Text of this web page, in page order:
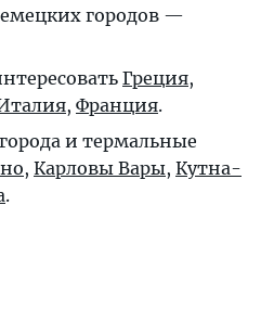
городов —
Греция,
, Франция.
и термальные
, Карловы Вары, Кутна-
.